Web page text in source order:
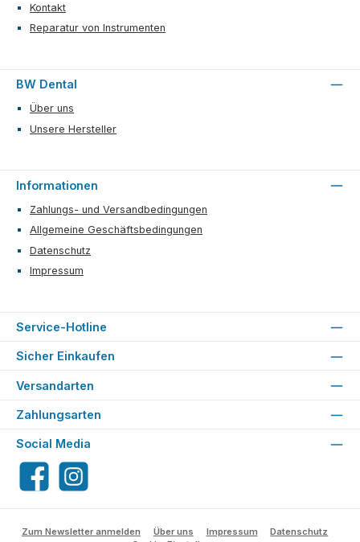
Kontakt
Reparatur von Instrumenten
BW Dental
Über uns
Unsere Hersteller
Informationen
Zahlungs- und Versandbedingungen
Allgemeine Geschäftsbedingungen
Datenschutz
Impressum
Service-Hotline
Sicher Einkaufen
Versandarten
Zahlungsarten
Social Media
FacebookInstagram
Zum Newsletter anmelden Über uns Impressum
Datenschutz